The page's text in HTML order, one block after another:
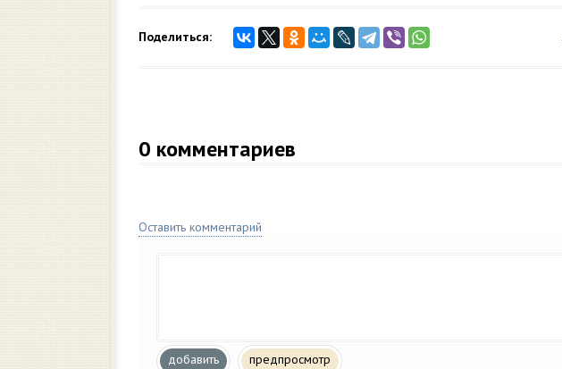
Поделиться:
0 комментариев
Оставить комментарий
добавить предпросмотр